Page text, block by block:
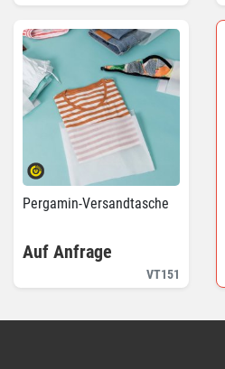
Pergamin-Versandtasche
VT151
Auf Anfrage